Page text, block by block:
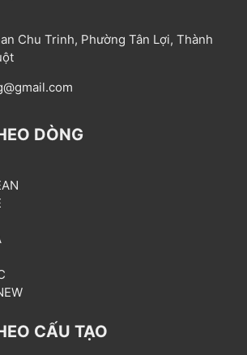
Chu Trinh, Phường Tân Lợi, Thành
DÒNG
CẤU TẠO